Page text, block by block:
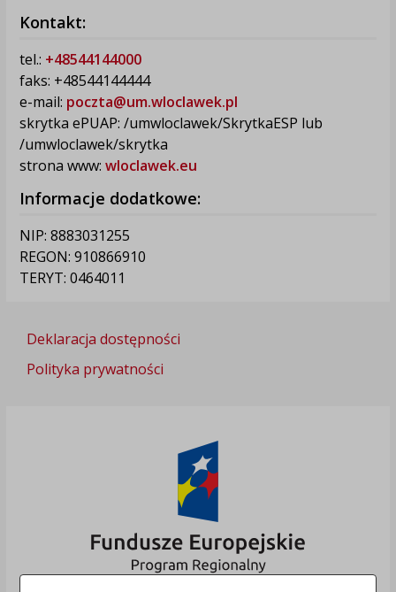
Kontakt:
tel.: +48544144000
faks: +48544144444
e-mail: poczta@um.wloclawek.pl
skrytka ePUAP: /umwloclawek/SkrytkaESP lub
/umwloclawek/skrytka
strona www: wloclawek.eu
Informacje dodatkowe:
NIP: 8883031255
REGON: 910866910
TERYT: 0464011
Deklaracja dostępności
Polityka prywatności